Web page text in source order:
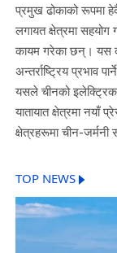
प्रमुख ढोकाको रूपमा
लगायत क्षेत्रमा सहयोग
कायम गरेका छन्। यस
अन्तर्राष्ट्रिय प्रभाव
यसले चीनको इलेक्ट्रिक
यातायात क्षेत्रमा नयाँ
क्षेत्रहरूमा चीन-
TOP NEWS